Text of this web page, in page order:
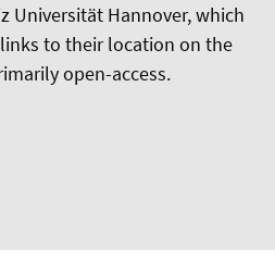
Universität Hannover, which
to their location on the
open-access.